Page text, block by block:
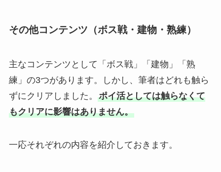
その他コンテンツ（ボス戦・建物・熟練）
主なコンテンツとして「ボス戦」「建物」「熟
練」の3つがあります。しかし、筆者はどれも触ら
ずにクリアしました。 ポイ活としては触らなくて
もクリアに影響はありません。
一応それぞれの内容を紹介しておきます。